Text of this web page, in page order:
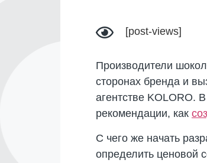
[post-views]
Производители
сторонах бренда и
агентстве KOLORO.
рекомендации, как
С чего же начать
определить ценовой